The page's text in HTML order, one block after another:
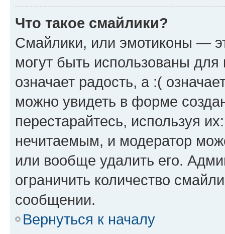
Что такое смайлики?
Смайлики, или эмотиконы —
могут быть использованы
означает радость, а :(
можно увидеть в форме
перестарайтесь, используя
нечитаемым, и модератор
или вообще удалить его.
ограничить количество
сообщении.
Вернуться к началу